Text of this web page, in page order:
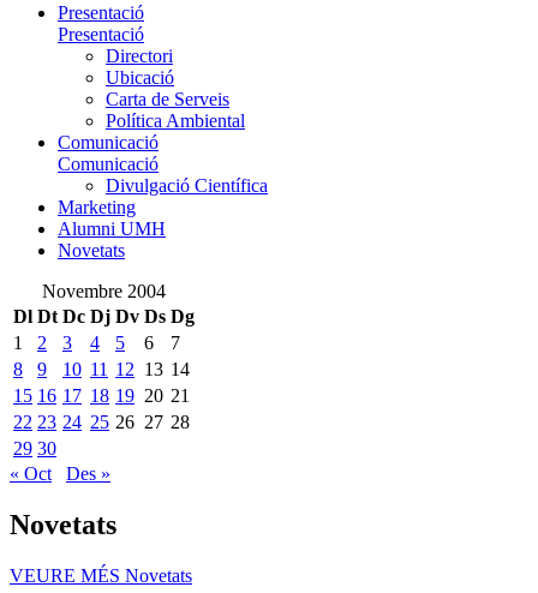
Presentació
Presentació
Directori
Ubicació
Carta de Serveis
Política Ambiental
Comunicació
Comunicació
Divulgació Científica
Marketing
Alumni UMH
Novetats
Novembre 2004
Dl Dt Dc Dj Dv Ds Dg
1
2 3 4 5 6
7
8
9 10 11 12 13 14
15 16 17 18 19 20 21
22 23 24 25 26 27 28
29 30
« Oct
Des »
Novetats
VEURE MÉS Novetats